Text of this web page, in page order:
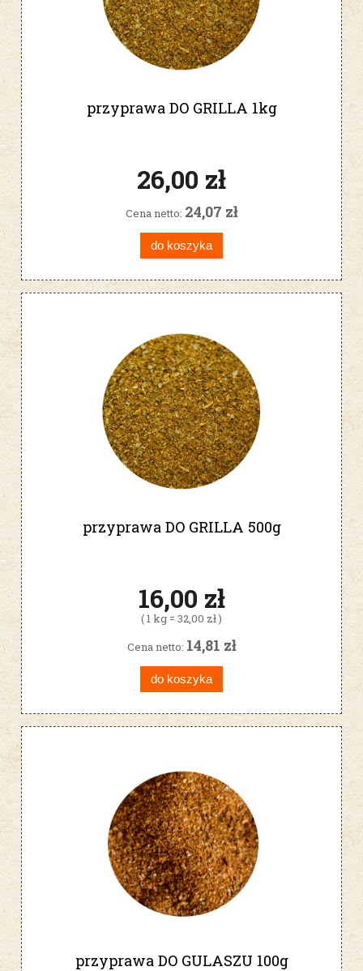
przyprawa DO GRILLA 1kg
26,00 zł
Cena netto: 24,07 zł
do koszyka
przyprawa DO GRILLA 500g
16,00 zł
( 1 kg = 32,00 zł )
Cena netto: 14,81 zł
do koszyka
przyprawa DO GULASZU 100g